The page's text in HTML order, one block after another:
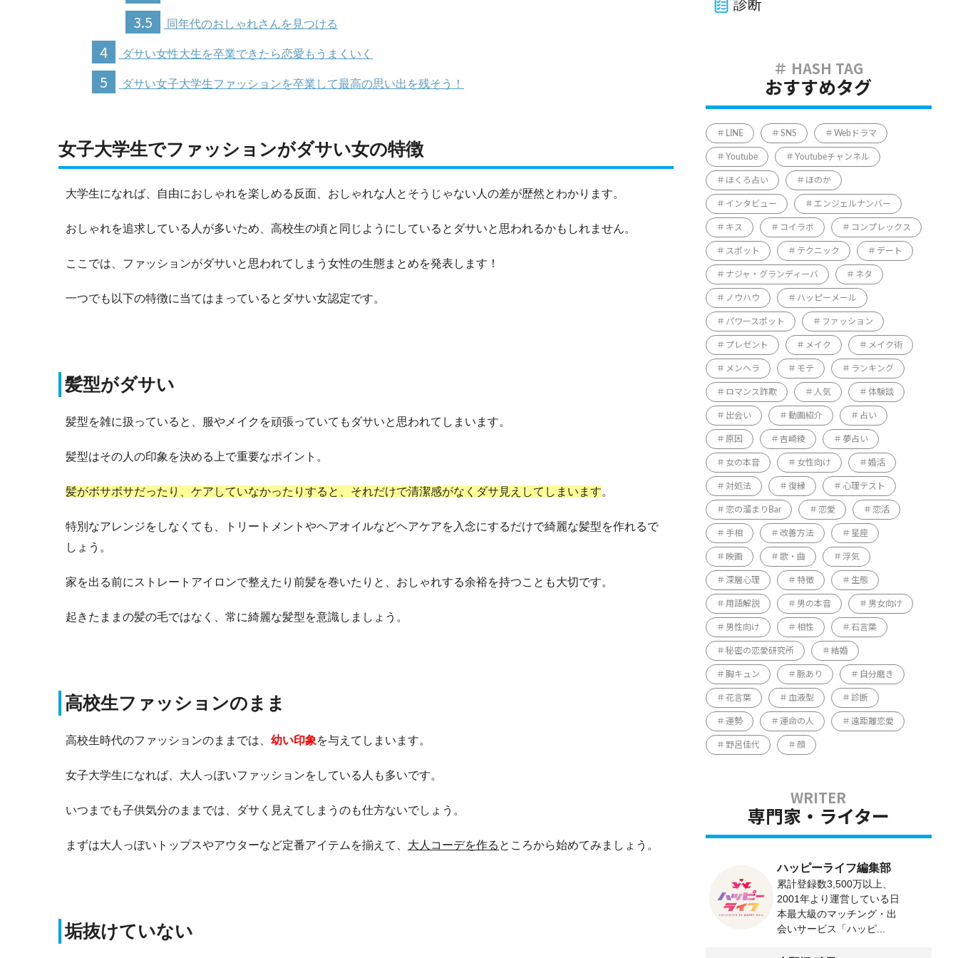
3.5 同年代のおしゃれさんを見つける
4 ダサい女性大生を卒業できたら恋愛もうまくいく
5 ダサい女子大学生ファッションを卒業して最高の思い出を残そう！
女子大学生でファッションがダサい女の特徴
大学生になれば、自由におしゃれを楽しめる反面、おしゃれな人とそうじゃない人の差が歴然とわかります。
おしゃれを追求している人が多いため、高校生の頃と同じようにしているとダサいと思われるかもしれません。
ここでは、ファッションがダサいと思われてしまう女性の生態まとめを発表します！
一つでも以下の特徴に当てはまっているとダサい女認定です。
髪型がダサい
髪型を雑に扱っていると、服やメイクを頑張っていてもダサいと思われてしまいます。
髪型はその人の印象を決める上で重要なポイント。
髪がボサボサだったり、ケアしていなかったりすると、それだけで清潔感がなくダサ見えしてしまいます。
特別なアレンジをしなくても、トリートメントやヘアオイルなどヘアケアを入念にするだけで綺麗な髪型を作れるで
しょう。
家を出る前にストレートアイロンで整えたり前髪を巻いたりと、おしゃれする余裕を持つことも大切です。
起きたままの髪の毛ではなく、常に綺麗な髪型を意識しましょう。
高校生ファッションのまま
高校生時代のファッションのままでは、 幼い印象を与えてしまいます。
女子大学生になれば、大人っぽいファッションをしている人も多いです。
いつまでも子供気分のままでは、ダサく見えてしまうのも仕方ないでしょう。
まずは大人っぽいトップスやアウターなど定番アイテムを揃えて、 大人コーデを作る ところから始めてみましょう。
垢抜けていない
診断
おすすめタグ
LINE SNS Webドラマ
Youtube Youtubeチャンネル
ほくろ占い ほのか
インタビュー エンジェルナンバー
キス コイラボ コンプレックス
スポット テクニック デート
ナジャ・グランディーバ ネタ
ノウハウ ハッピーメール
パワースポット ファッション
プレゼント メイク メイク術
メンヘラ モテ ランキング
ロマンス詐欺 人気 体験談
出会い 動画紹介 占い
原因 吉崎綾 夢占い
女の本音 女性向け 婚活
対処法 復縁 心理テスト
恋の溜まりBar 恋愛 恋活
手相 改善方法 星座
映画 歌・曲 浮気
深層心理 特徴 生態
用語解説 男の本音 男女向け
男性向け 相性 石言葉
秘密の恋愛研究所 結婚
胸キュン 脈あり 自分磨き
花言葉 血液型 診断
運勢 運命の人 遠距離恋愛
野呂佳代 顔
専門家・ライター
ハッピーライフ編集部
累計登録数3,500万以上、
2001年より運営している日
本最大級のマッチング・出
会いサービス「ハッピ...